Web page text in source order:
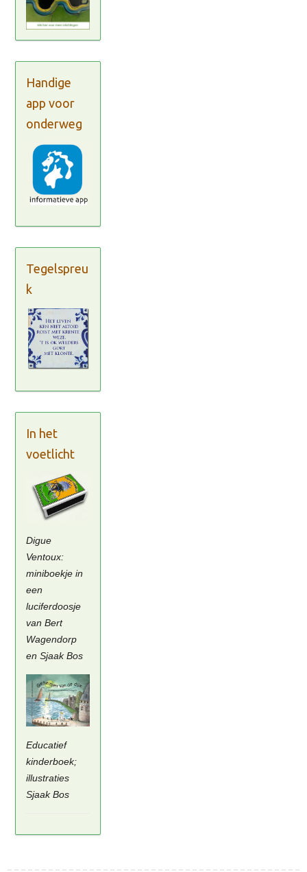
Handige
app voor
onderweg
Tegelspreu
k
In het
voetlicht
Digue
Ventoux:
miniboekje in
een
luciferdoosje
van Bert
Wagendorp
en Sjaak Bos
Educatief
kinderboek;
illustraties
Sjaak Bos